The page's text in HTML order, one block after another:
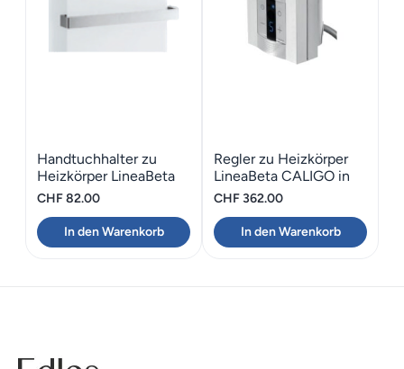
Handtuchhalter zu
Heizkörper LineaBeta
CALIGO 42.9
CHF82.00
In den Warenkorb
Regler zu Heizkörper
LineaBeta CALIGO in
Weiss
CHF362.00
In den Warenkorb